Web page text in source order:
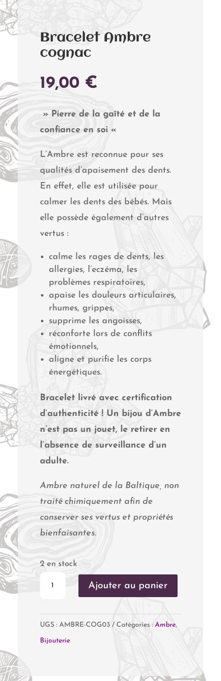
Bracelet Ambre
cognac
19,00 €
» Pierre de la gaîté et de la
confiance en soi «
L’Ambre est reconnue pour ses
qualités d’apaisement des dents.
En effet, elle est utilisée pour
calmer les dents des bébés. Mais
elle possède également d’autres
vertus :
calme les rages de dents, les
allergies, l’eczéma, les
problèmes respiratoires,
apaise les douleurs articulaires,
rhumes, grippes,
supprime les angoisses,
réconforte lors de conflits
émotionnels,
aligne et purifie les corps
énergétiques.
Bracelet livré avec certification
d’authenticité ! Un bijou d’Ambre
n’est pas un jouet, le retirer en
l’absence de surveillance d’un
adulte.
Ambre naturel de la Baltique, non
traité chimiquement afin de
conserver ses vertus et propriétés
bienfaisantes.
2 en stock
Ambre
cognac
Ajouter au panier
UGS : AMBRE-COG03 Catégories : Ambre,
Bijouterie